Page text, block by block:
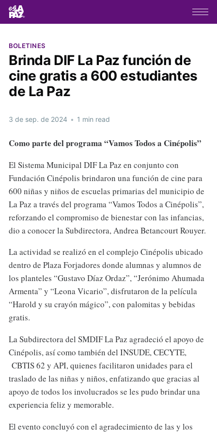
BOLETINES
Brinda DIF La Paz función de
cine gratis a 600 estudiantes
de La Paz
3 de sep. de 2024 • 1 min read
Como parte del programa “Vamos Todos a Cinépolis”
El Sistema Municipal DIF La Paz en conjunto con
Fundación Cinépolis brindaron una función de cine para
600 niñas y niños de escuelas primarias del municipio de
La Paz a través del programa “Vamos Todos a Cinépolis”,
reforzando el compromiso de bienestar con las infancias,
dio a conocer la Subdirectora, Andrea Betancourt Rouyer.
La actividad se realizó en el complejo Cinépolis ubicado
dentro de Plaza Forjadores donde alumnas y alumnos de
los planteles “Gustavo Díaz Ordaz”, “Jerónimo Ahumada
Armenta” y “Leona Vicario”, disfrutaron de la película
“Harold y su crayón mágico”, con palomitas y bebidas
gratis.
La Subdirectora del SMDIF La Paz agradeció el apoyo de
Cinépolis, así como también del INSUDE, CECYTE,
CBTIS 62 y API, quienes facilitaron unidades para el
traslado de las niñas y niños, enfatizando que gracias al
apoyo de todos los involucrados se les pudo brindar una
experiencia feliz y memorable.
El evento concluyó con el agradecimiento de las y los